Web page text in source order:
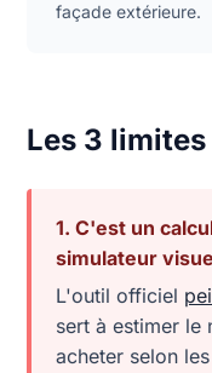
façade extérieure.
Les 3
1. C'est un
simulateur
L'outil officiel
sert à estimer le
acheter selon